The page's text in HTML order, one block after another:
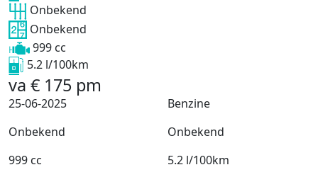
Onbekend
Onbekend
999 cc
5.2 l/100km
va € 175 pm
25-06-2025
Benzine
Onbekend
Onbekend
999 cc
5.2 l/100km